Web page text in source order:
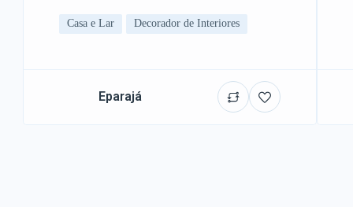
Casa e Lar Decorador de Interiores
Eparajá